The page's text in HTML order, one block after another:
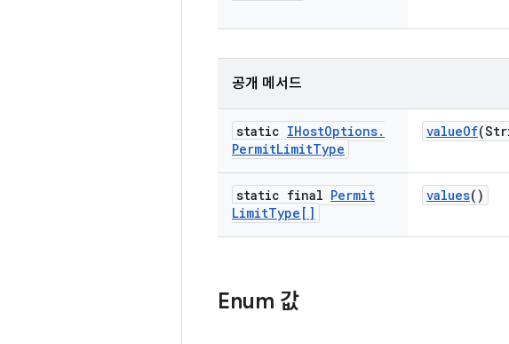
공개 메서드
static IHostOptions.
PermitLimitType
valueOf
static final Permit
LimitType[]
values()
Enum 값